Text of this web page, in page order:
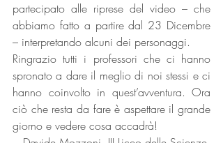
partecipato alle riprese del video – che
abbiamo fatto a partire dal 23 Dicembre
– interpretando alcuni dei personaggi.
Ringrazio tutti i professori che ci hanno
spronato a dare il meglio di noi stessi e ci
hanno coinvolto in quest’avventura. Ora
ciò che resta da fare è aspettare il grande
giorno e vedere cosa accadrà!